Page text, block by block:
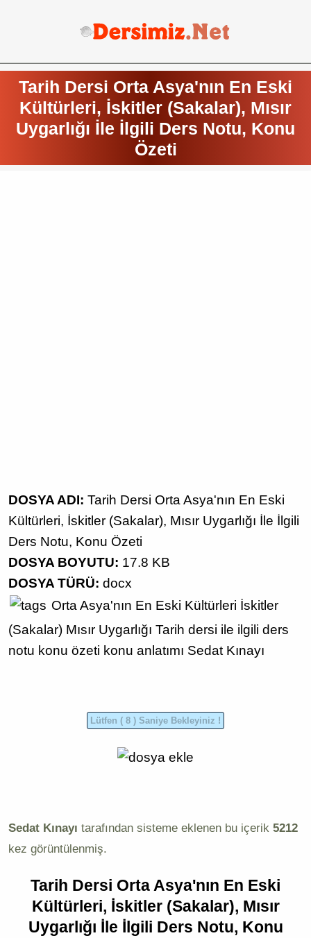
Tarih Dersi Orta Asya'nın En Eski
Kültürleri, İskitler (Sakalar), Mısır
Uygarlığı İle İlgili Ders Notu, Konu
Özeti
DOSYA ADI: Tarih Dersi Orta Asya'nın En Eski
Kültürleri, İskitler (Sakalar), Mısır Uygarlığı İle İlgili
Ders Notu, Konu Özeti
DOSYA BOYUTU: 17.8 KB
DOSYA TÜRÜ: docx
Orta Asya'nın En Eski Kültürleri İskitler
(Sakalar) Mısır Uygarlığı Tarih dersi ile ilgili ders
notu konu özeti konu anlatımı Sedat Kınayı
Sedat Kınayı tarafından sisteme eklenen bu içerik 5212
kez görüntülenmiş.
Tarih Dersi Orta Asya'nın En Eski
Kültürleri, İskitler (Sakalar), Mısır
Uygarlığı İle İlgili Ders Notu, Konu